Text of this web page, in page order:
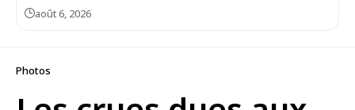
août 6, 2026
Photos